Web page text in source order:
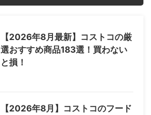
【2026年8月最新】コストコの厳
選おすすめ商品183選！買わない
と損！
【2026年8月】コストコのフード